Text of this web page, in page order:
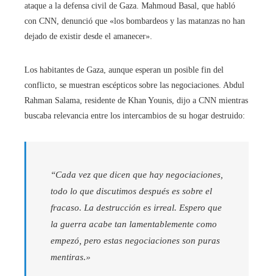
ataque a la defensa civil de Gaza. Mahmoud Basal, que habló
con CNN, denunció que «los bombardeos y las matanzas no han
dejado de existir desde el amanecer».
Los habitantes de Gaza, aunque esperan un posible fin del
conflicto, se muestran escépticos sobre las negociaciones. Abdul
Rahman Salama, residente de Khan Younis, dijo a CNN mientras
buscaba relevancia entre los intercambios de su hogar destruido:
“Cada vez que dicen que hay negociaciones,
todo lo que discutimos después es sobre el
fracaso. La destrucción es irreal. Espero que
la guerra acabe tan lamentablemente como
empezó, pero estas negociaciones son puras
mentiras.»